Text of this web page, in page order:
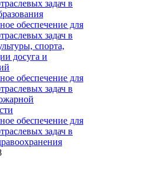
задач в
обеспечение для
задач в
спорта,
досуга и
обеспечение для
задач в
обеспечение для
задач в